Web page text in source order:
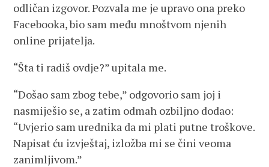
odličan izgovor. Pozvala me je upravo ona preko
Facebooka, bio sam među mnoštvom njenih
online prijatelja.
“Šta ti radiš ovdje?” upitala me.
“Došao sam zbog tebe,” odgovorio sam joj i
nasmiješio se, a zatim odmah ozbiljno dodao:
“Uvjerio sam urednika da mi plati putne troškove.
Napisat ću izvještaj, izložba mi se čini veoma
zanimljivom.”